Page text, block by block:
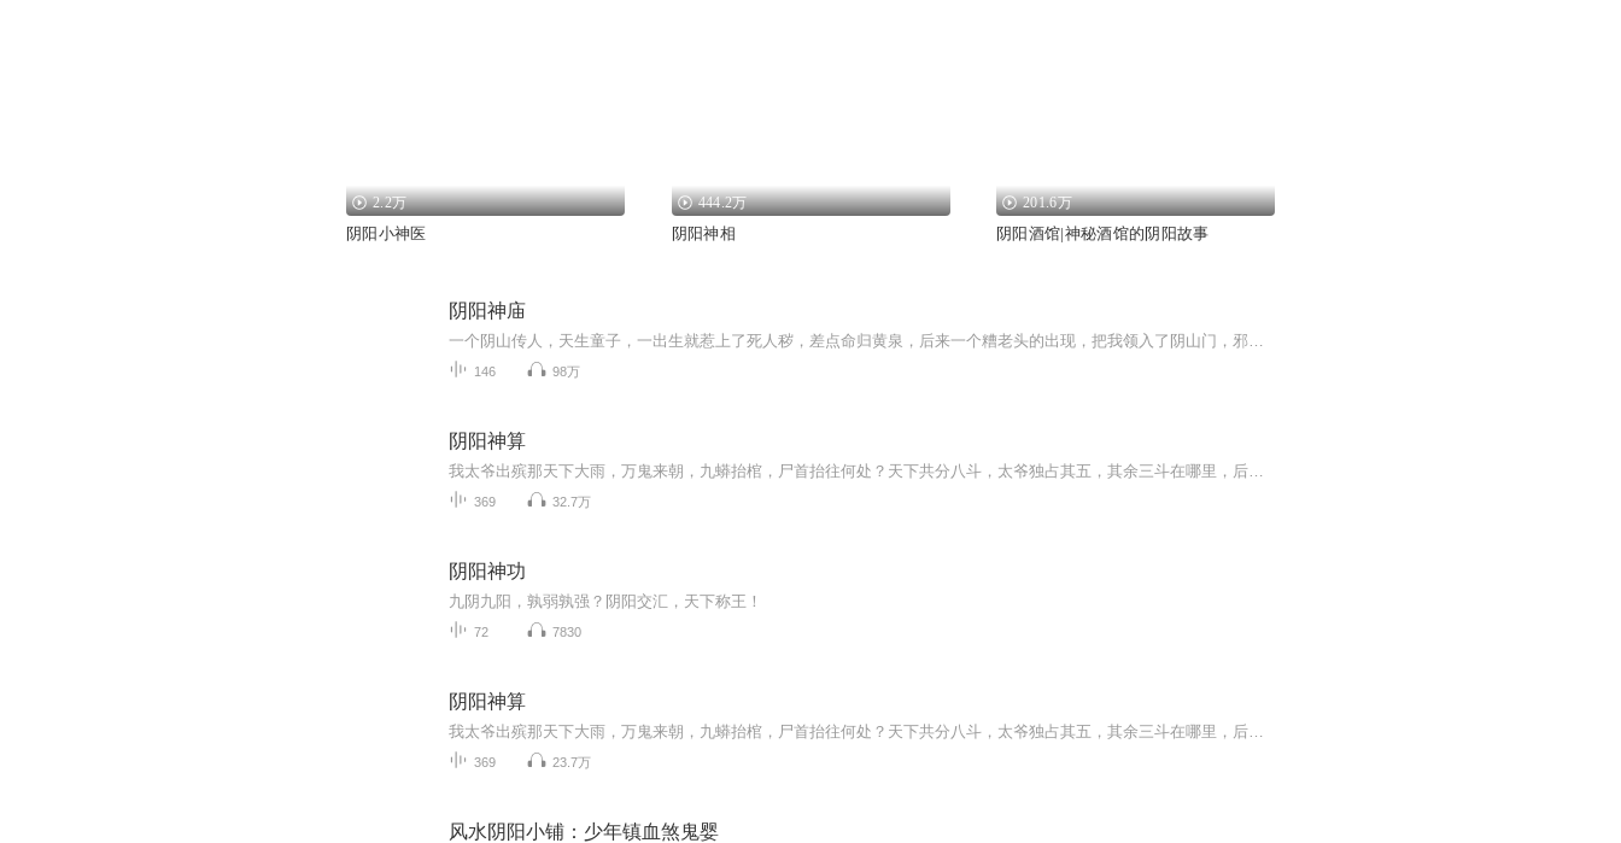
2.2万
阴阳小神医
444.2万
阴阳神相
201.6万
阴阳酒馆|神秘酒馆的阴阳故事
阴阳神庙
一个阴山传人，天生童子，一出生就惹上了死人秽，差点命归黄泉，后来一个糟老头的出现，把我领入了阴山门，邪神入主家神像，黄牛伏身克水鬼……各种风水刑煞尽在本书
146 98万
阴阳神算
我太爷出殡那天下大雨，万鬼来朝，九蟒抬棺，尸首抬往何处？天下共分八斗，太爷独占其五，其余三斗在哪里，后辈传人继承鬼道，天下八斗分阴阳，兵鬼武财王道强，我天生拥有阴阳双瞳，能看见常人看不见的东西......
369 32.7万
阴阳神功
九阴九阳，孰弱孰强？阴阳交汇，天下称王！
72 7830
阴阳神算
我太爷出殡那天下大雨，万鬼来朝，九蟒抬棺，尸首抬往何处？天下共分八斗，太爷独占其五，其余三斗在哪里，后辈传人继承鬼道，天下八斗分阴阳，兵鬼武财王道强，我天生拥有阴阳双瞳，能看见常人看不见的东西......
369 23.7万
风水阴阳小铺：少年镇血煞鬼婴